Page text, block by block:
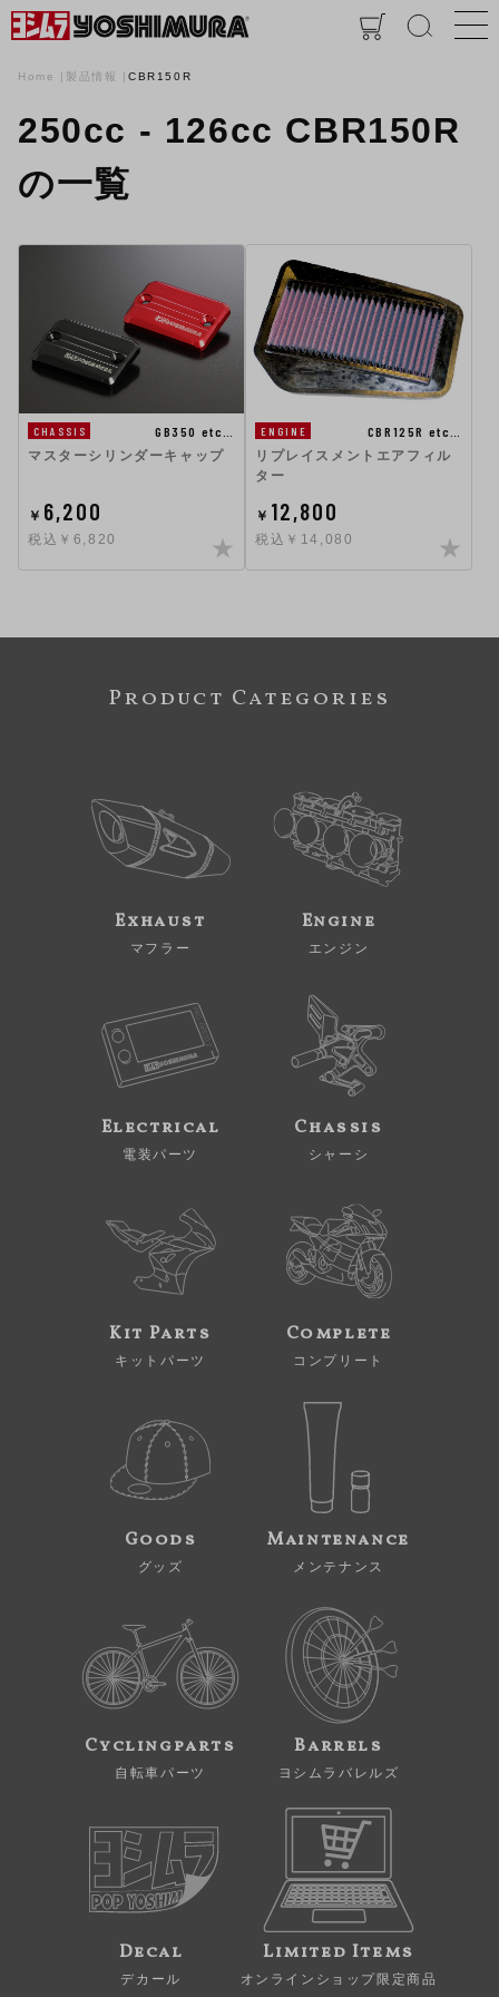
Home 製品情報 CBR150R
250cc - 126cc CBR150R
の一覧
CHASSIS
GB350 etc…
マスターシリンダーキャップ
￥ 6,200
税込￥6,820
ENGINE
CBR125R etc…
リプレイスメントエアフィル
ター
￥ 12,800
税込￥14,080
Product Categories
Exhaust
マフラー
Engine
エンジン
Electrical
電装パーツ
Chassis
シャーシ
Kit Parts
キットパーツ
Complete
コンプリート
Goods
グッズ
Maintenance
メンテナンス
Cyclingparts
自転車パーツ
Barrels
ヨシムラバレルズ
Decal
デカール
Limited Items
オンラインショップ限定商品